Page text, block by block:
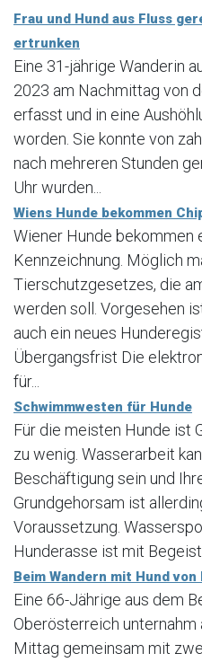
Frau und Hund aus Fluss
ertrunken
Eine 31-jährige Wanderin
2023 am Nachmittag von
erfasst und in eine
worden. Sie konnte von
nach mehreren Stunden
Uhr wurden...
Wiens Hunde bekommen
Wiener Hunde bekommen
Kennzeichnung. Möglich
Tierschutzgesetzes, die
werden soll. Vorgesehen
auch ein neues
Übergangsfrist Die
für...
Schwimmwesten für Hunde
Für die meisten Hunde ist
zu wenig. Wasserarbeit
Beschäftigung sein und
Grundgehorsam ist
Voraussetzung.
Hunderasse ist mit
Beim Wandern mit Hund
Eine 66-Jährige aus dem
Oberösterreich unternahm
Mittag gemeinsam mit